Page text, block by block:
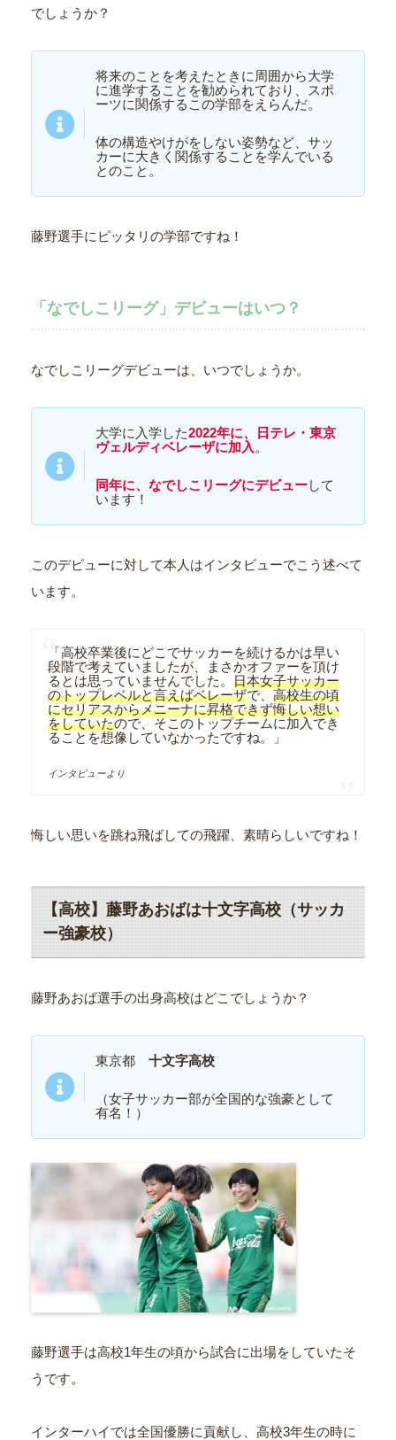
でしょうか？
将来のことを考えたときに周囲から大学
に進学することを勧められており、スポ
ーツに関係するこの学部をえらんだ。
体の構造やけがをしない姿勢など、サッ
カーに大きく関係することを学んでいる
とのこと。
藤野選手にピッタリの学部ですね！
「なでしこリーグ」デビューはいつ？
なでしこリーグデビューは、いつでしょうか。
大学に入学した2022年に、日テレ・東京
ヴェルディベレーザに加入 。
同年に、 なでしこリーグにデビューして
います！
このデビューに対して本人はインタビューでこう述べて
います。
「高校卒業後にどこでサッカーを続けるかは早い
段階で考えていましたが、まさかオファーを頂け
るとは思っていませんでした。 日本女子サッカー
のトップレベルと言えばベレーザで、 高校生の頃
にセリアスからメニーナに昇格できず悔しい想い
をしていたので、そこのトップチームに加入でき
ることを想像していなかったですね。」
インタビューより
悔しい思いを跳ね飛ばしての飛躍、素晴らしいですね！
【高校】藤野あおばは十文字高校（サッカ
ー強豪校）
藤野あおば選手の出身高校はどこでしょうか？
東京都 十文字高校
（女子サッカー部が全国的な強豪として
有名！）
藤野選手は高校1年生の頃から試合に出場をしていたそ
うです。
インターハイでは全国優勝に貢献し、高校3年生の時に